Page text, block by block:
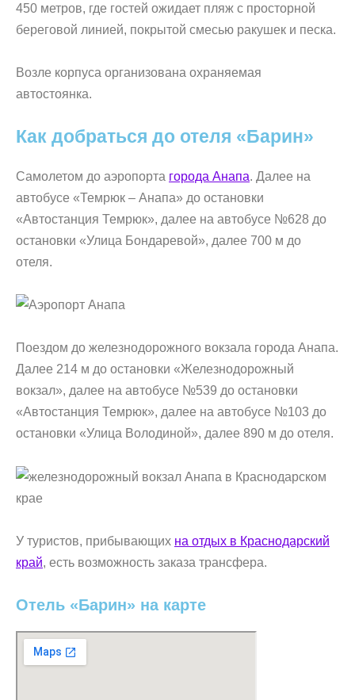
450 метров, где гостей ожидает пляж с просторной
береговой линией, покрытой смесью ракушек и песка.
Возле корпуса организована охраняемая
автостоянка.
Как добраться до отеля «Барин»
Самолетом до аэропорта города Анапа. Далее на
автобусе «Темрюк – Анапа» до остановки
«Автостанция Темрюк», далее на автобусе №628 до
остановки «Улица Бондаревой», далее 700 м до
отеля.
Поездом до железнодорожного вокзала города Анапа.
Далее 214 м до остановки «Железнодорожный
вокзал», далее на автобусе №539 до остановки
«Автостанция Темрюк», далее на автобусе №103 до
остановки «Улица Володиной», далее 890 м до отеля.
У туристов, прибывающих на отдых в Краснодарский
край, есть возможность заказа трансфера.
Отель «Барин» на карте